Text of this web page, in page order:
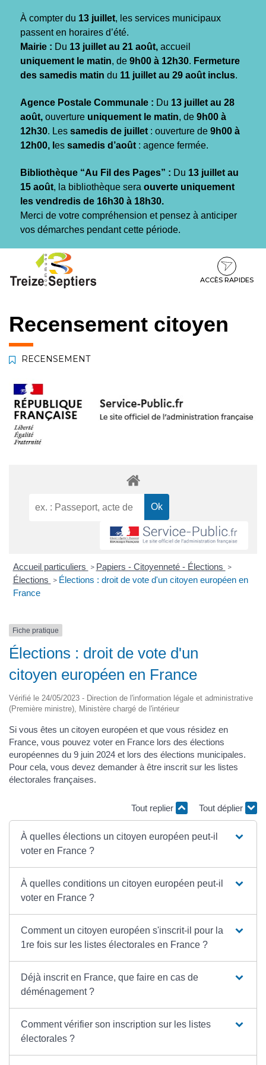
À compter du 13 juillet, les services municipaux
passent en horaires d’été.
Mairie : Du 13 juillet au 21 août, accueil
uniquement le matin, de 9h00 à 12h30. Fermeture
des samedis matin du 11 juillet au 29 août inclus.
Agence Postale Communale : Du 13 juillet au 28
août, ouverture uniquement le matin, de 9h00 à
12h30. Les samedis de juillet : ouverture de 9h00 à
12h00, l es samedis d’août : agence fermée.
Bibliothèque “Au Fil des Pages” : Du 13 juillet au
15 août, la bibliothèque sera ouverte uniquement
les vendredis de 16h30 à 18h30.
Merci de votre compréhension et pensez à anticiper
vos démarches pendant cette période.
contenu
pied
ACCÈS RAPIDES
Recensement citoyen
RECENSEMENT
Accueil particuliers > Papiers - Citoyenneté - Élections >
Élections > Élections : droit de vote d'un citoyen européen en
France
Fiche pratique
Élections : droit de vote d'un
citoyen européen en France
Vérifié le 24/05/2023 - Direction de l'information légale et administrative
(Première ministre), Ministère chargé de l'intérieur
Si vous êtes un citoyen européen et que vous résidez en
France, vous pouvez voter en France lors des élections
européennes du 9 juin 2024 et lors des élections municipales.
Pour cela, vous devez demander à être inscrit sur les listes
électorales françaises.
Tout replier Tout déplier
À quelles élections un citoyen européen peut-il
voter en France ?
À quelles conditions un citoyen européen peut-il
voter en France ?
Comment un citoyen européen s'inscrit-il pour la
1re fois sur les listes électorales en France ?
Déjà inscrit en France, que faire en cas de
déménagement ?
Comment vérifier son inscription sur les listes
électorales ?